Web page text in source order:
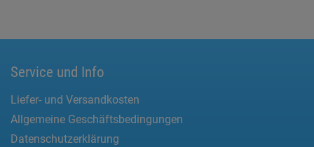
Service und Info
Liefer- und Versandkosten
Allgemeine Geschäftsbedingungen
Datenschutzerklärung